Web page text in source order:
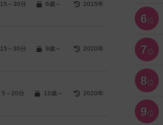
15～30分 6歳～ 2015年
15～30分 9歳～ 2020年
5～20分 12歳～ 2020年
6位
7位
8位
9位